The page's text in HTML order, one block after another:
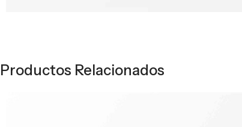
Productos Relacionados